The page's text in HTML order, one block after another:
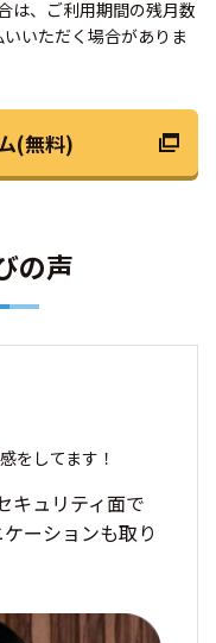
は、ご利用期間の残月数
いただく場合がありま
(無料)
の声
をしてます！
キュリティ面で
ーションも取り